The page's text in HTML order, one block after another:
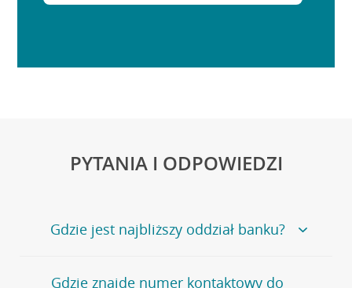
PYTANIA I ODPOWIEDZI
Gdzie jest najbliższy oddział banku?
Jeśli szukasz oddziału naszego banku, zapraszamy na
Gdzie znajdę numer kontaktowy do